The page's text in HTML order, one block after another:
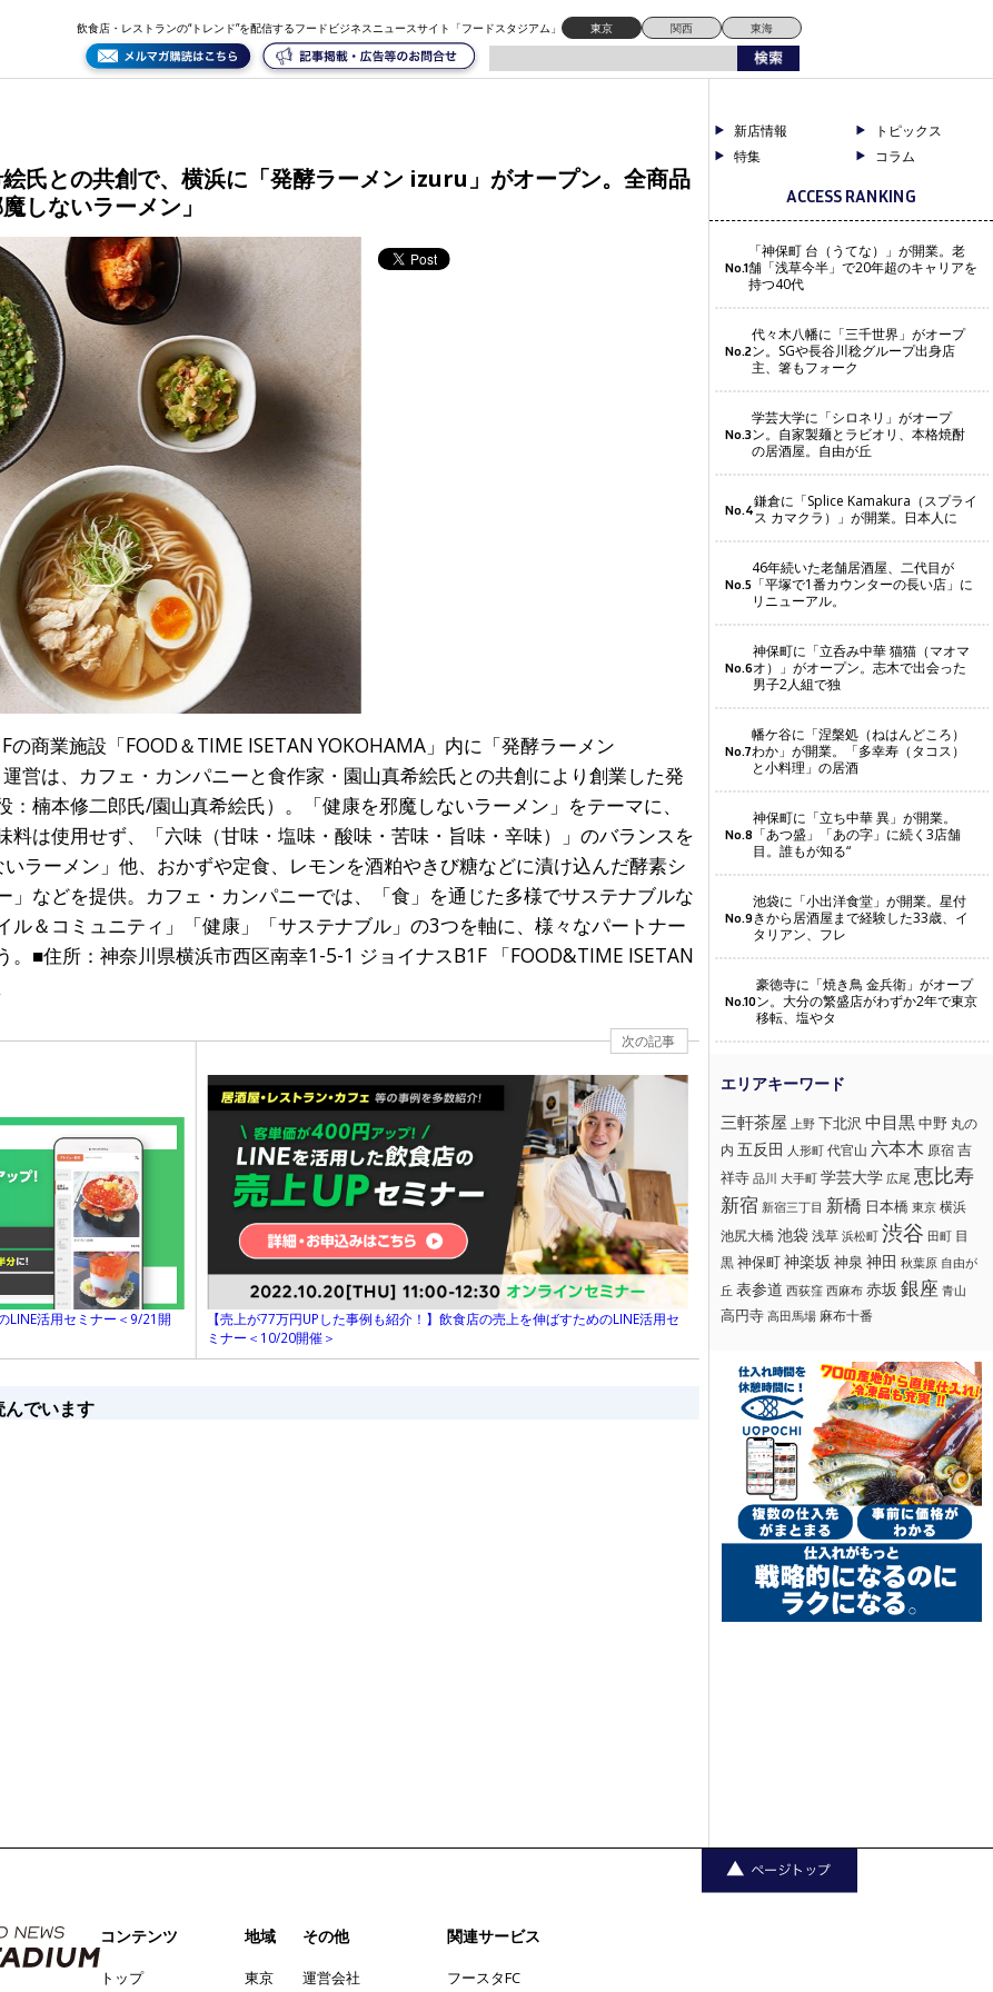
飲食店・レストランの“トレンド”を配信するフードビジネスニュースサイト「フードスタジアム」 東京 関西 東海
氏との共創で、横浜に「発酵ラーメン izuru」がオープン。全商品
しないラーメン」
商業施設「FOOD＆TIME ISETAN YOKOHAMA」内に「発酵ラーメン
営は、カフェ・カンパニーと食作家・園山真希絵氏との共創により創業した発
楠本修二郎氏/園山真希絵氏）。「健康を邪魔しないラーメン」をテーマに、
料は使用せず、「六味（甘味・塩味・酸味・苦味・旨味・辛味）」のバランスを
ラーメン」他、おかずや定食、レモンを酒粕やきび糖などに漬け込んだ酵素シ
」などを提供。カフェ・カンパニーでは、「食」を通じた多様でサステナブルな
ル＆コミュニティ」「健康」「サステナブル」の3つを軸に、様々なパートナー
。■住所：神奈川県横浜市西区南幸1-5-1 ジョイナスB1F 「FOOD&TIME ISETAN
LINE活用セミナー＜9/21開
次の記事
【売上が77万円UPした事例も紹介！】飲食店の売上を伸ばすためのLINE活用セ
ミナー＜10/20開催＞
んでいます
新店情報
トピックス
特集
コラム
ACCESS RANKING
No.1
「神保町 台（うてな）」が開業。老
舗「浅草今半」で20年超のキャリアを
持つ40代
No.2
代々木八幡に「三千世界」がオープ
ン。SGや長谷川稔グループ出身店
主、箸もフォーク
No.3
学芸大学に「シロネリ」がオープ
ン。自家製麺とラビオリ、本格焼酎
の居酒屋。自由が丘
No.4鎌倉に「Splice Kamakura（スプライ
ス カマクラ）」が開業。日本人に
No.5
46年続いた老舗居酒屋、二代目が
「平塚で1番カウンターの長い店」に
リニューアル。
No.6
神保町に「立呑み中華 猫猫（マオマ
オ）」がオープン。志木で出会った
男子2人組で独
No.7
幡ケ谷に「涅槃処（ねはんどころ）
わか」が開業。「多幸寿（タコス）
と小料理」の居酒
No.8
神保町に「立ち中華 異」が開業。
「あつ盛」「あの字」に続く3店舗
目。誰もが知る“
No.9
池袋に「小出洋食堂」が開業。星付
きから居酒屋まで経験した33歳、イ
タリアン、フレ
No.10
豪徳寺に「焼き鳥 金兵衛」がオープ
ン。大分の繁盛店がわずか2年で東京
移転、塩やタ
三軒茶屋 上野 下北沢 中目黒中野 丸の
内 五反田 人形町 代官山 六本木 原宿 吉
祥寺 品川 大手町 学芸大学 広尾 恵比寿
新宿 新宿三丁目 新橋 日本橋 東京 横浜
池尻大橋 池袋浅草 浜松町 渋谷 田町 目
黒神保町神楽坂 神泉 神田 秋葉原 自由が
丘 表参道 西荻窪 西麻布 赤坂 銀座 青山
高円寺 高田馬場 麻布十番
コンテンツ
トップ
地域
東京
その他
運営会社
関連サービス
フースタFC